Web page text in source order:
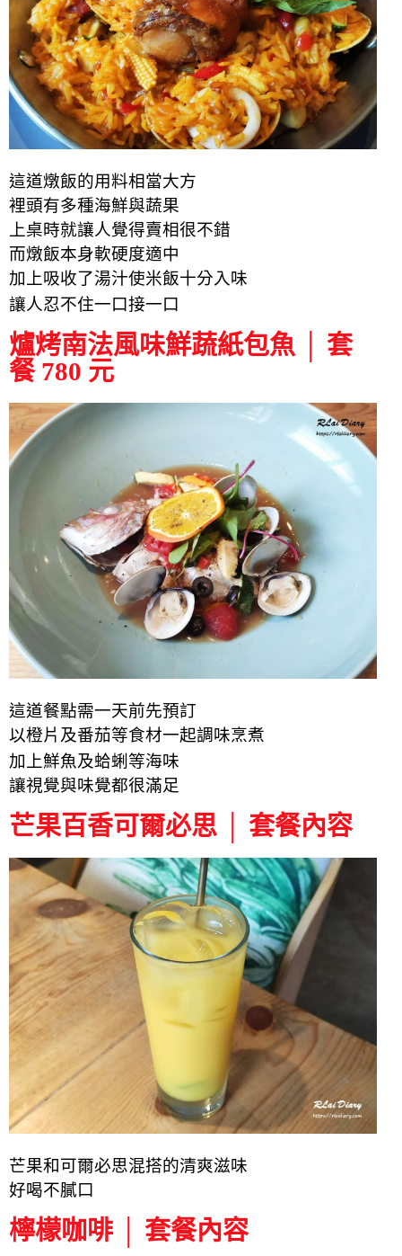
這道燉飯的用料相當大方
裡頭有多種海鮮與蔬果
上桌時就讓人覺得賣相很不錯
而燉飯本身軟硬度適中
加上吸收了湯汁使米飯十分入味
讓人忍不住一口接一口
爐烤南法風味鮮蔬紙包魚 │ 套
餐 780 元
這道餐點需一天前先預訂
以橙片及番茄等食材一起調味烹煮
加上鮮魚及蛤蜊等海味
讓視覺與味覺都很滿足
芒果百香可爾必思 │ 套餐內容
芒果和可爾必思混搭的清爽滋味
好喝不膩口
檸檬咖啡 │ 套餐內容